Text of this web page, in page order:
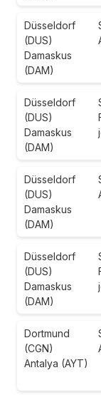
Düsseldorf
(DUS)
Damaskus
(DAM)
Düsseldorf
(DUS)
Damaskus
(DAM)
Düsseldorf
(DUS)
Damaskus
(DAM)
Düsseldorf
(DUS)
Damaskus
(DAM)
Dortmund
(CGN)
Antalya (AYT)